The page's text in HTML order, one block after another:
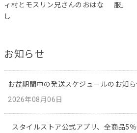
ィ村とモスリン兄さんのおはな
し
服」
お知らせ
お盆期間中の発送スケジュールのお知ら
2026年08月06日
スタイルストア公式アプリ、全商品5